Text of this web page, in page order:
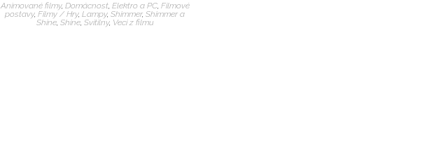
Animované filmy, Domácnost, Elektro a PC, Filmové
postavy,Filmy / Hry,Lampy,Shimmer,Shimmer a
Shine, Shine, Svítilny, Veci z filmu